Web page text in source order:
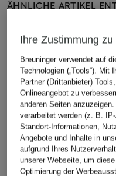
ÄHNLICHE ARTIKEL
Ihre Zustimmung zu
Breuninger verwendet auf
Technologien („Tools“). Mit
Partner (Drittanbieter)
Onlineangebot zu
anderen Seiten
verarbeitet werden (z. B.
Standort-Informationen,
Angebote und Inhalte in
aufgrund Ihres
unserer Webseite, um
Optimierung der